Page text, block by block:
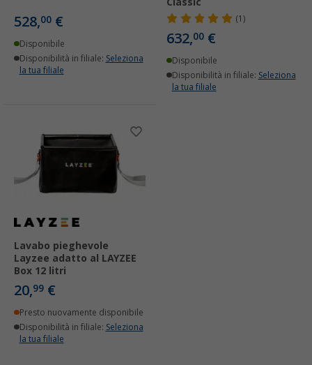
528,00 €
Disponibile
Disponibilità in filiale: Seleziona
la tua filiale
(1)
632,00 €
Disponibile
Disponibilità in filiale: Seleziona
la tua filiale
Lavabo pieghevole
Layzee adatto al LAYZEE
Box 12 litri
20,99 €
Presto nuovamente disponibile
Disponibilità in filiale: Seleziona
la tua filiale